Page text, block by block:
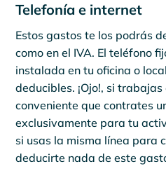
Telefonía e internet
Estos gastos te los podrás
como en el IVA. El teléfono
instalada en tu oficina o
deducibles. ¡Ojo!, si
conveniente que contrates
exclusivamente para tu
si usas la misma línea para
deducirte nada de este